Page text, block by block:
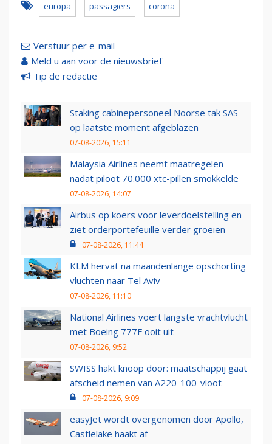
europa passagiers corona
Verstuur per e-mail
Meld u aan voor de nieuwsbrief
Tip de redactie
Staking cabinepersoneel Noorse tak SAS
op laatste moment afgeblazen
07-08-2026, 15:11
Malaysia Airlines neemt maatregelen
nadat piloot 70.000 xtc-pillen smokkelde
07-08-2026, 14:07
Airbus op koers voor leverdoelstelling en
ziet orderportefeuille verder groeien
07-08-2026, 11:44
KLM hervat na maandenlange opschorting
vluchten naar Tel Aviv
07-08-2026, 11:10
National Airlines voert langste vrachtvlucht
met Boeing 777F ooit uit
07-08-2026, 9:52
SWISS hakt knoop door: maatschappij gaat
afscheid nemen van A220-100-vloot
07-08-2026, 9:09
easyJet wordt overgenomen door Apollo,
Castlelake haakt af